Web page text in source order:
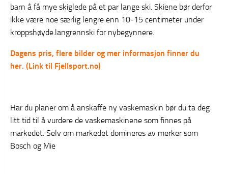
barn å få mye skiglede på et par lange ski. Skiene bør derfor
ikke være noe særlig lengre enn 10-15 centimeter under
kroppshøyde.langrennski for nybegynnere.
Dagens pris, flere bilder og mer informasjon finner du
her. (Link til Fjellsport.no)
Har du planer om å anskaffe ny vaskemaskin bør du ta deg
litt tid til å vurdere de vaskemaskinene som finnes på
markedet. Selv om markedet domineres av merker som
Bosch og Mie